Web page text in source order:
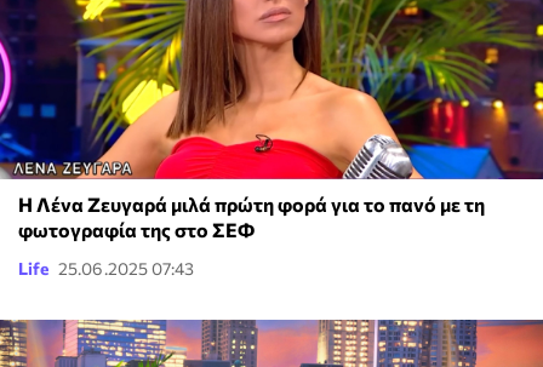
Η Λένα Ζευγαρά μιλά πρώτη φορά για το πανό με τη
φωτογραφία της στο ΣΕΦ
Life 25.06.2025 07:43